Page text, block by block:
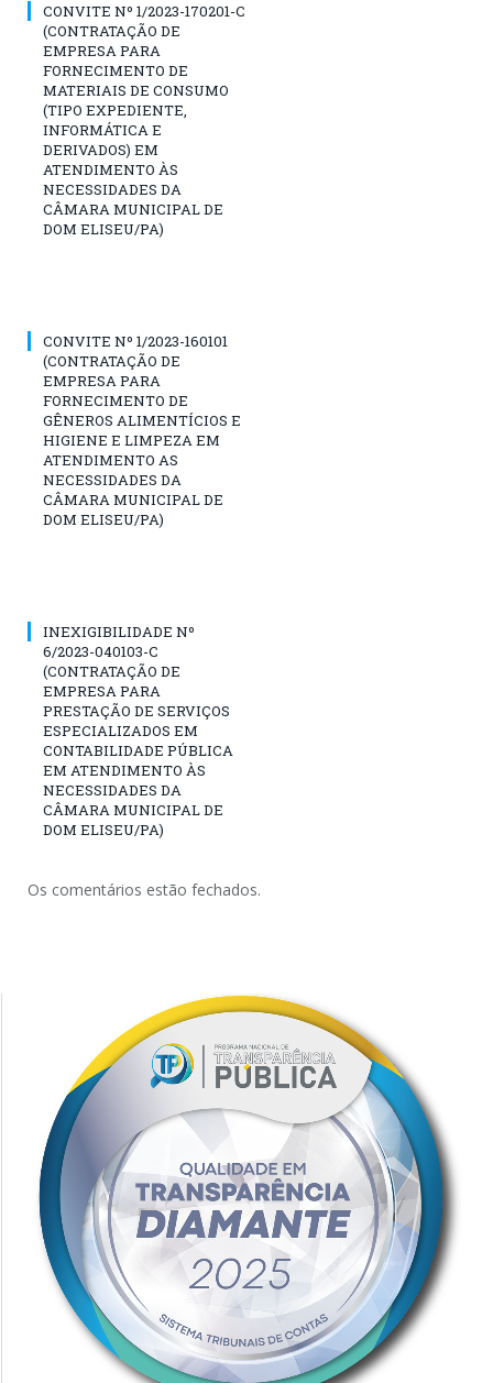
CONVITE Nº 1/2023-170201-C
(CONTRATAÇÃO DE
EMPRESA PARA
FORNECIMENTO DE
MATERIAIS DE CONSUMO
(TIPO EXPEDIENTE,
INFORMÁTICA E
DERIVADOS) EM
ATENDIMENTO ÀS
NECESSIDADES DA
CÂMARA MUNICIPAL DE
DOM ELISEU/PA)
CONVITE Nº 1/2023-160101
(CONTRATAÇÃO DE
EMPRESA PARA
FORNECIMENTO DE
GÊNEROS ALIMENTÍCIOS E
HIGIENE E LIMPEZA EM
ATENDIMENTO AS
NECESSIDADES DA
CÂMARA MUNICIPAL DE
DOM ELISEU/PA)
INEXIGIBILIDADE Nº
6/2023-040103-C
(CONTRATAÇÃO DE
EMPRESA PARA
PRESTAÇÃO DE SERVIÇOS
ESPECIALIZADOS EM
CONTABILIDADE PÚBLICA
EM ATENDIMENTO ÀS
NECESSIDADES DA
CÂMARA MUNICIPAL DE
DOM ELISEU/PA)
Os comentários estão fechados.